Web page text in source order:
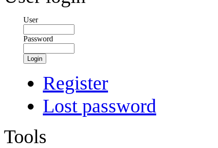
User
Password
Login
Register
Lost password
Tools